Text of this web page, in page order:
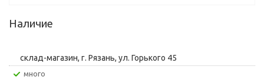
Наличие
склад-магазин, г. Рязань, ул. Горького 45
Много